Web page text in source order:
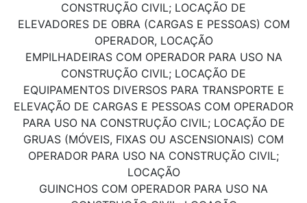
CONSTRUÇÃO CIVIL; LOCAÇÃO DE
ELEVADORES DE OBRA (CARGAS E PESSOAS) COM
OPERADOR, LOCAÇÃO
EMPILHADEIRAS COM OPERADOR PARA USO NA
CONSTRUÇÃO CIVIL; LOCAÇÃO DE
EQUIPAMENTOS DIVERSOS PARA TRANSPORTE E
ELEVAÇÃO DE CARGAS E PESSOAS COM OPERADOR
PARA USO NA CONSTRUÇÃO CIVIL; LOCAÇÃO DE
GRUAS (MÓVEIS, FIXAS OU ASCENSIONAIS) COM
OPERADOR PARA USO NA CONSTRUÇÃO CIVIL;
LOCAÇÃO
GUINCHOS COM OPERADOR PARA USO NA